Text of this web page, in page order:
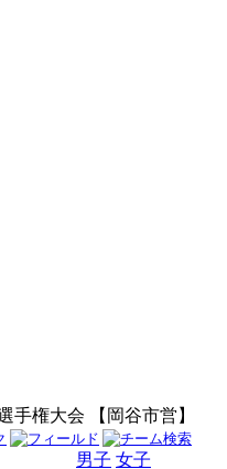
手権大会 【岡谷市営】
男子 女子